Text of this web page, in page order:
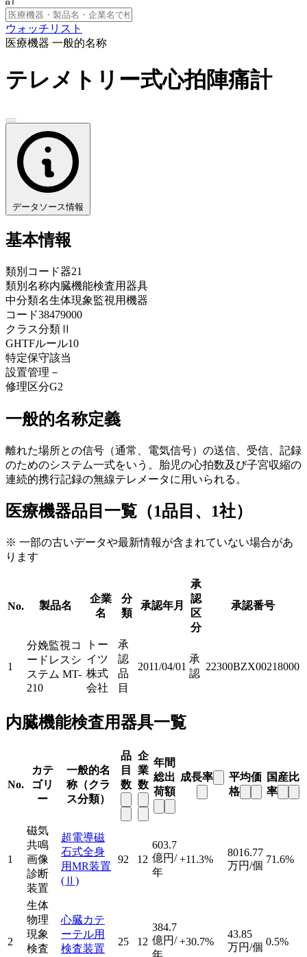
ウォッチリスト
医療機器 一般的名称
テレメトリー式心拍陣痛計
データソース情報
基本情報
類別コード器21
類別名称内臓機能検査用器具
中分類名生体現象監視用機器
コード38479000
クラス分類 Ⅱ
GHTFルール10
特定保守該当
設置管理 －
修理区分G2
一般的名称定義
離れた場所との信号（通常、電気信号）の送信、受信、記録
のためのシステム一式をいう。胎児の心拍数及び子宮収縮の
連続的携行記録の無線テレメータに用いられる。
医療機器品目一覧（1品目、1社）
※ 一部の古いデータや最新情報が含まれていない場合があ
ります
No. 製品名
企業
名
分
類
承認年月
承
認
区
分
承認番号
1
分娩監視コ
ードレスシ
ステム MT-
210
トー
イツ
株式
会社
承
認
品
目
2011/04/01
承
認
22300BZX00218000
内臓機能検査用器具一覧
No.
カテ
ゴリ
ー
一般的名
称（クラ
ス分類）
品
目
数
企
業
数
年間
総出
荷額
成長率
平均価
格
国産比
率
1
磁気
共鳴
画像
診断
装置
超電導磁
石式全身
用MR装置
(Ⅱ)
92 12
603.7
億円/
年
+11.3%
8016.77
万円/個
71.6%
2
生体
物理
現象
検査
心臓カテ
ーテル用
検査装置
25 12
384.7
億円/ +30.7%
43.85
万円/個 0.5%